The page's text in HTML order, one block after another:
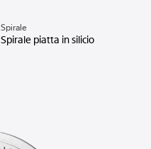
Spirale
Spirale piatta in silicio